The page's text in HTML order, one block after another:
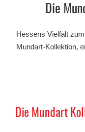
Die
Hessens Vielfalt
Mundart-Kollektion,
Die Mundart